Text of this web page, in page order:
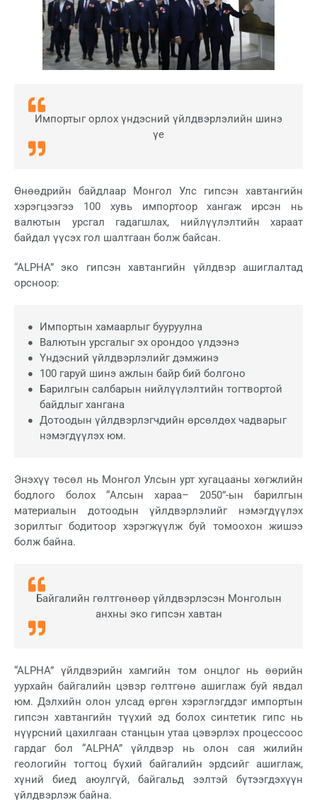
Импортыг орлох үндэсний үйлдвэрлэлийн шинэ
үе
Өнөөдрийн байдлаар Монгол Улс гипсэн хавтангийн
хэрэгцээгээ 100 хувь импортоор хангаж ирсэн нь
валютын урсгал гадагшлах, нийлүүлэлтийн хараат
байдал үүсэх гол шалтгаан болж байсан.
“ALPHA” эко гипсэн хавтангийн үйлдвэр ашиглалтад
орсноор:
Импортын хамаарлыг бууруулна
Валютын урсгалыг эх орондоо үлдээнэ
Үндэсний үйлдвэрлэлийг дэмжинэ
100 гаруй шинэ ажлын байр бий болгоно
Барилгын салбарын нийлүүлэлтийн тогтвортой
байдлыг хангана
Дотоодын үйлдвэрлэгчдийн өрсөлдөх чадварыг
нэмэгдүүлэх юм.
Энэхүү төсөл нь Монгол Улсын урт хугацааны хөгжлийн
бодлого болох “Алсын хараа– 2050”-ын барилгын
материалын дотоодын үйлдвэрлэлийг нэмэгдүүлэх
зорилтыг бодитоор хэрэгжүүлж буй томоохон жишээ
болж байна.
Байгалийн гөлтгөнөөр үйлдвэрлэсэн Монголын
анхны эко гипсэн хавтан
“ALPHA” үйлдвэрийн хамгийн том онцлог нь өөрийн
уурхайн байгалийн цэвэр гөлтгөнө ашиглаж буй явдал
юм. Дэлхийн олон улсад өргөн хэрэглэгддэг импортын
гипсэн хавтангийн түүхий эд болох синтетик гипс нь
нүүрсний цахилгаан станцын утаа цэвэрлэх процессоос
гардаг бол “ALPHA” үйлдвэр нь олон сая жилийн
геологийн тогтоц бүхий байгалийн эрдсийг ашиглаж,
хүний биед аюулгүй, байгальд ээлтэй бүтээгдэхүүн
үйлдвэрлэж байна.